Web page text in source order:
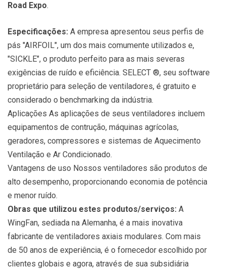
Road Expo.
Especificações: A empresa apresentou seus perfis de
pás "AIRFOIL", um dos mais comumente utilizados e,
"SICKLE", o produto perfeito para as mais severas
exigências de ruído e eficiência. SELECT ®, seu software
proprietário para seleção de ventiladores, é gratuito e
considerado o benchmarking da indústria.
Aplicações As aplicações de seus ventiladores incluem
equipamentos de contrução, máquinas agrícolas,
geradores, compressores e sistemas de Aquecimento
Ventilação e Ar Condicionado.
Vantagens de uso Nossos ventiladores são produtos de
alto desempenho, proporcionando economia de potência
e menor ruído.
Obras que utilizou estes produtos/serviços: A
WingFan, sediada na Alemanha, é a mais inovativa
fabricante de ventiladores axiais modulares. Com mais
de 50 anos de experiência, é o fornecedor escolhido por
clientes globais e agora, através de sua subsidiária